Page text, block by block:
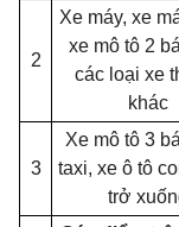
2
Xe máy, xe
xe mô tô 2
các loại xe
khác
3
Xe mô tô 3
taxi, xe ô tô
trở